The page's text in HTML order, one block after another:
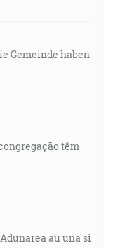
Gemeinde haben
têm
au una si